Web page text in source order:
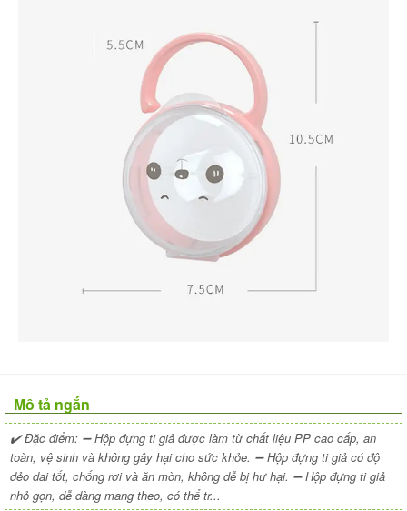
Mô tả ngắn
✔️ Đặc điểm: ➖ Hộp đựng ti giả được làm từ chất liệu PP cao cấp, an
toàn, vệ sinh và không gây hại cho sức khỏe. ➖ Hộp đựng ti giả có độ
dẻo dai tốt, chống rơi và ăn mòn, không dễ bị hư hại. ➖ Hộp đựng ti giả
nhỏ gọn, dễ dàng mang theo, có thể tr...